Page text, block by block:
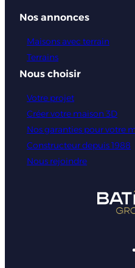
Nos annonces
Maisons avec terrain
Terrains
Nous choisir
Votre projet
Créer votre maison 3D
Nos garanties pour votre
Constructeur depuis 1988
Nous rejoindre